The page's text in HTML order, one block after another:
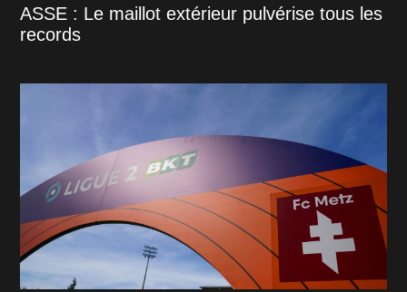
ASSE : Le maillot extérieur pulvérise tous les
records